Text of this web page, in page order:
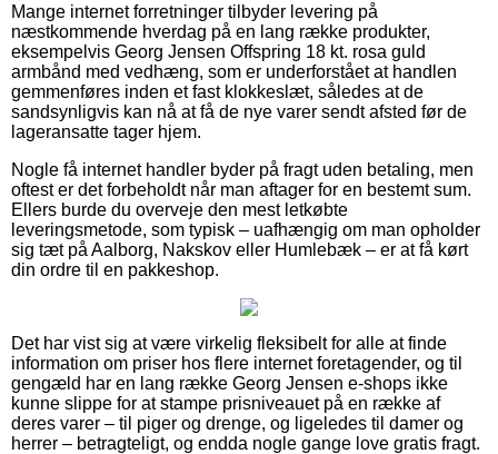
Mange internet forretninger tilbyder levering på
næstkommende hverdag på en lang række produkter,
eksempelvis Georg Jensen Offspring 18 kt. rosa guld
armbånd med vedhæng, som er underforstået at handlen
gemmenføres inden et fast klokkeslæt, således at de
sandsynligvis kan nå at få de nye varer sendt afsted før de
lageransatte tager hjem.
Nogle få internet handler byder på fragt uden betaling, men
oftest er det forbeholdt når man aftager for en bestemt sum.
Ellers burde du overveje den mest letkøbte
leveringsmetode, som typisk – uafhængig om man opholder
sig tæt på Aalborg, Nakskov eller Humlebæk – er at få kørt
din ordre til en pakkeshop.
Det har vist sig at være virkelig fleksibelt for alle at finde
information om priser hos flere internet foretagender, og til
gengæld har en lang række Georg Jensen e-shops ikke
kunne slippe for at stampe prisniveauet på en række af
deres varer – til piger og drenge, og ligeledes til damer og
herrer – betragteligt, og endda nogle gange love gratis fragt.